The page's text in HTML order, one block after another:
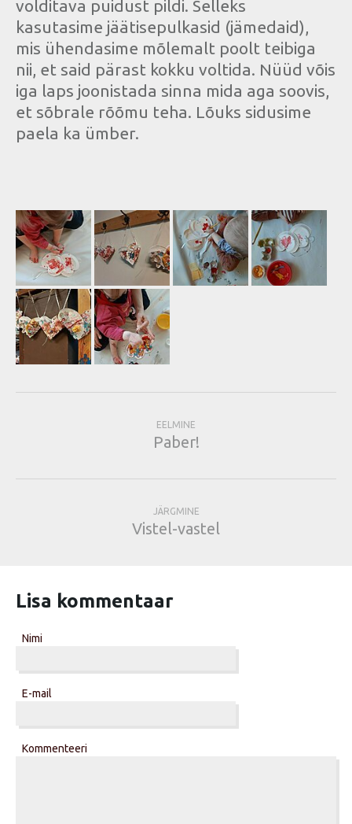
volditava puidust pildi. Selleks
kasutasime jäätisepulkasid (jämedaid),
mis ühendasime mõlemalt poolt teibiga
nii, et said pärast kokku voltida. Nüüd võis
iga laps joonistada sinna mida aga soovis,
et sõbrale rõõmu teha. Lõuks sidusime
paela ka ümber.
EELMINE
Paber!
JÄRGMINE
Vistel-vastel
Lisa kommentaar
Nimi
E-mail
Kommenteeri